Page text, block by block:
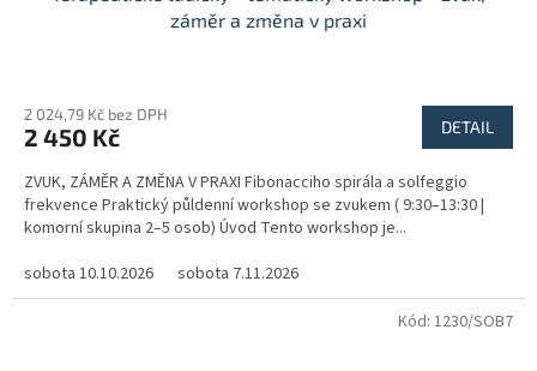
záměr a změna v praxi
2 024,79 Kč bez DPH
2 450 Kč DETAIL
ZVUK, ZÁMĚR A ZMĚNA V PRAXI Fibonacciho spirála a solfeggio
frekvence Praktický půldenní workshop se zvukem ( 9:30–13:30 |
komorní skupina 2–5 osob) Úvod Tento workshop je...
sobota 10.10.2026
sobota 7.11.2026
Kód: 1230/SOB7